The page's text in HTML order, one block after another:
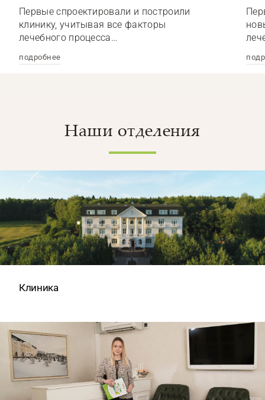
Первые спроектировали и построили
клинику, учитывая все факторы
лечебного процесса…
подробнее
Наши отделения
Клиника